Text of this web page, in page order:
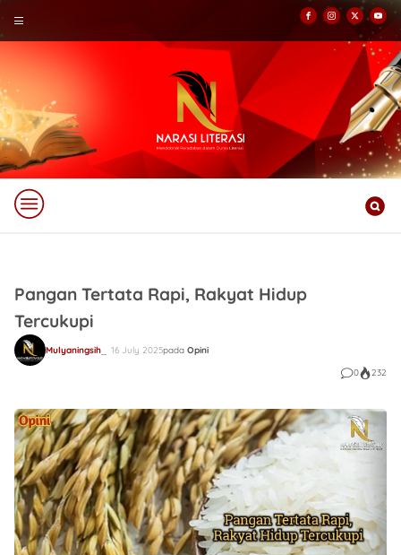
Pangan Tertata Rapi, Rakyat Hidup
Tercukupi
Mulyaningsih 16 July 2025pada Opini
0
232